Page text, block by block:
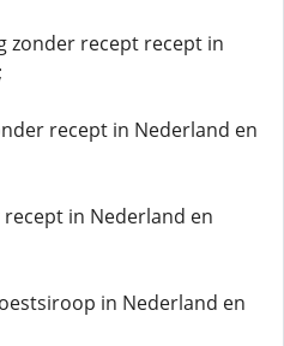
zonder recept recept in
recept in Nederland en
in Nederland en
in Nederland en